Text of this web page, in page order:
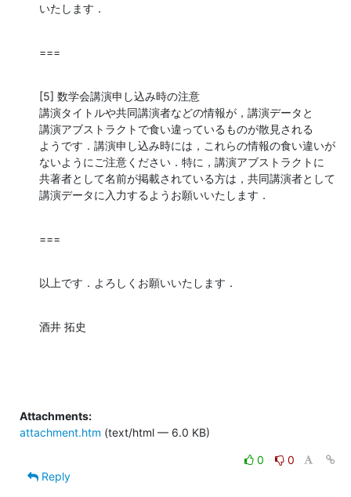
いたします．
===
[5] 数学会講演申し込み時の注意
講演タイトルや共同講演者などの情報が，講演データと
講演アブストラクトで食い違っているものが散見される
ようです．講演申し込み時には，これらの情報の食い違いが
ないようにご注意ください．特に，講演アブストラクトに
共著者として名前が掲載されている方は，共同講演者として
講演データに入力するようお願いいたします．
===
以上です．よろしくお願いいたします．
酒井 拓史
Attachments:
attachment.htm (text/html — 6.0 KB)
0
0
Reply